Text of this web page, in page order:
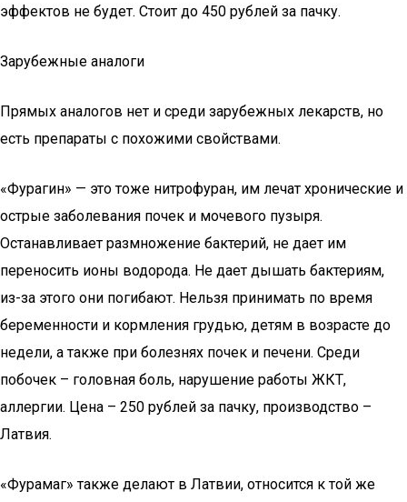
эффектов не будет. Стоит до 450 рублей за пачку.
Зарубежные аналоги
Прямых аналогов нет и среди зарубежных лекарств, но
есть препараты с похожими свойствами.
«Фурагин» — это тоже нитрофуран, им лечат хронические и
острые заболевания почек и мочевого пузыря.
Останавливает размножение бактерий, не дает им
переносить ионы водорода. Не дает дышать бактериям,
из-за этого они погибают. Нельзя принимать по время
беременности и кормления грудью, детям в возрасте до
недели, а также при болезнях почек и печени. Среди
побочек – головная боль, нарушение работы ЖКТ,
аллергии. Цена – 250 рублей за пачку, производство –
Латвия.
«Фурамаг» также делают в Латвии, относится к той же